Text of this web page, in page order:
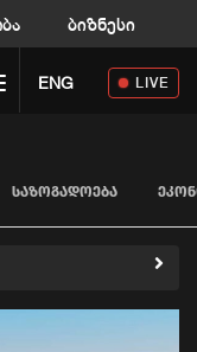
ბიზნესი
navigation
ENG LIVE
ᲡᲐᲖᲝᲒᲐᲓᲝᲔᲑᲐ